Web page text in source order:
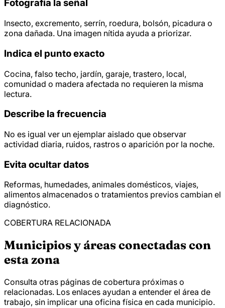
Fotografía la señal
Insecto, excremento, serrín, roedura, bolsón, picadura o
zona dañada. Una imagen nítida ayuda a priorizar.
Indica el punto exacto
Cocina, falso techo, jardín, garaje, trastero, local,
comunidad o madera afectada no requieren la misma
lectura.
Describe la frecuencia
No es igual ver un ejemplar aislado que observar
actividad diaria, ruidos, rastros o aparición por la noche.
Evita ocultar datos
Reformas, humedades, animales domésticos, viajes,
alimentos almacenados o tratamientos previos cambian el
diagnóstico.
COBERTURA RELACIONADA
Municipios y áreas conectadas con
esta zona
Consulta otras páginas de cobertura próximas o
relacionadas. Los enlaces ayudan a entender el área de
trabajo, sin implicar una oficina física en cada municipio.